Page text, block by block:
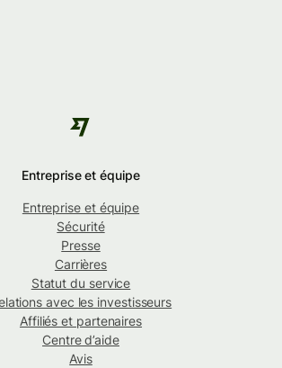
Entreprise et équipe
Entreprise et équipe
Sécurité
Presse
Carrières
Statut du service
avec les investisseurs
Affiliés et partenaires
Centre d’aide
Avis